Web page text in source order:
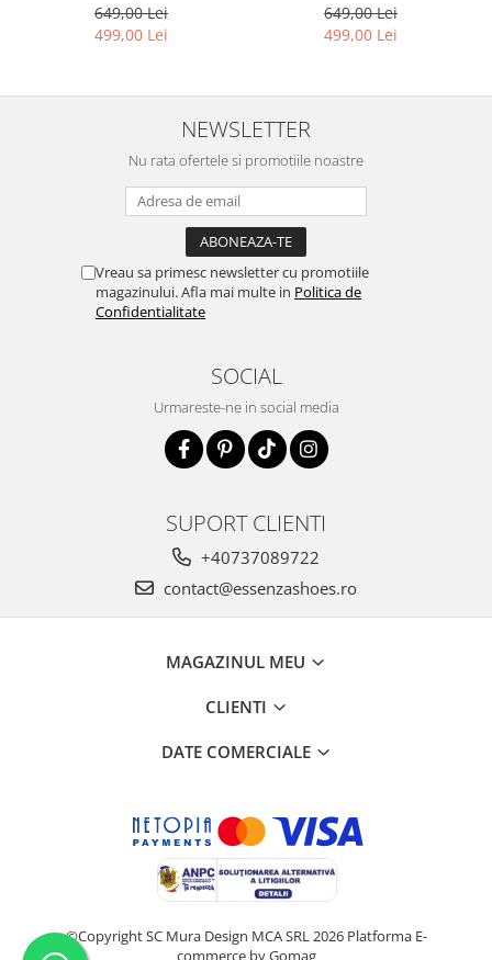
649,00 Lei
499,00 Lei
649,00 Lei
499,00 Lei
NEWSLETTER
Nu rata ofertele si promotiile noastre
Vreau sa primesc newsletter cu promotiile
magazinului. Afla mai multe in Politica de
Confidentialitate
SOCIAL
Urmareste-ne in social media
SUPORT CLIENTI
+40737089722
contact@essenzashoes.ro
MAGAZINUL MEU
CLIENTI
DATE COMERCIALE
©Copyright SC Mura Design MCA SRL 2026 Platforma E-
commerce by Gomag